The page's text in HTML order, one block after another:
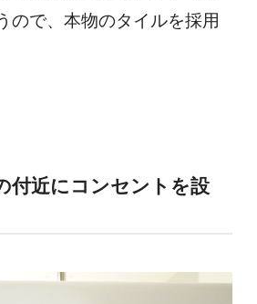
ので、本物のタイルを採用
付近にコンセントを設